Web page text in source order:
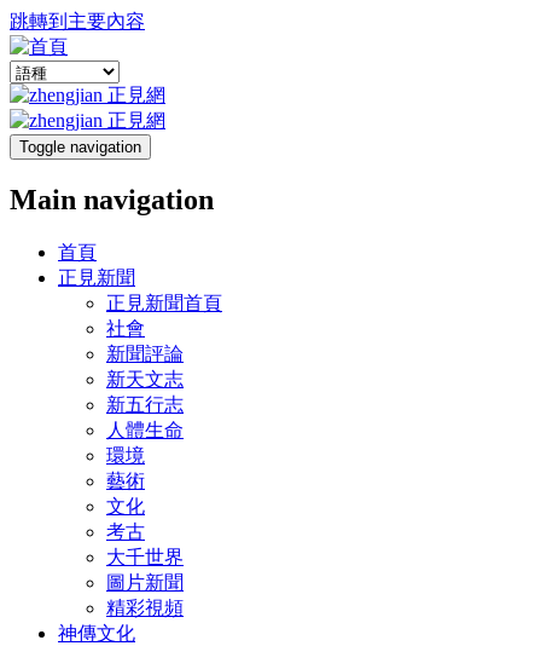
跳轉到主要內容
Toggle navigation
Main navigation
首頁
正見新聞
正見新聞首頁
社會
新聞評論
新天文志
新五行志
人體生命
環境
藝術
文化
考古
大千世界
圖片新聞
精彩視頻
神傳文化